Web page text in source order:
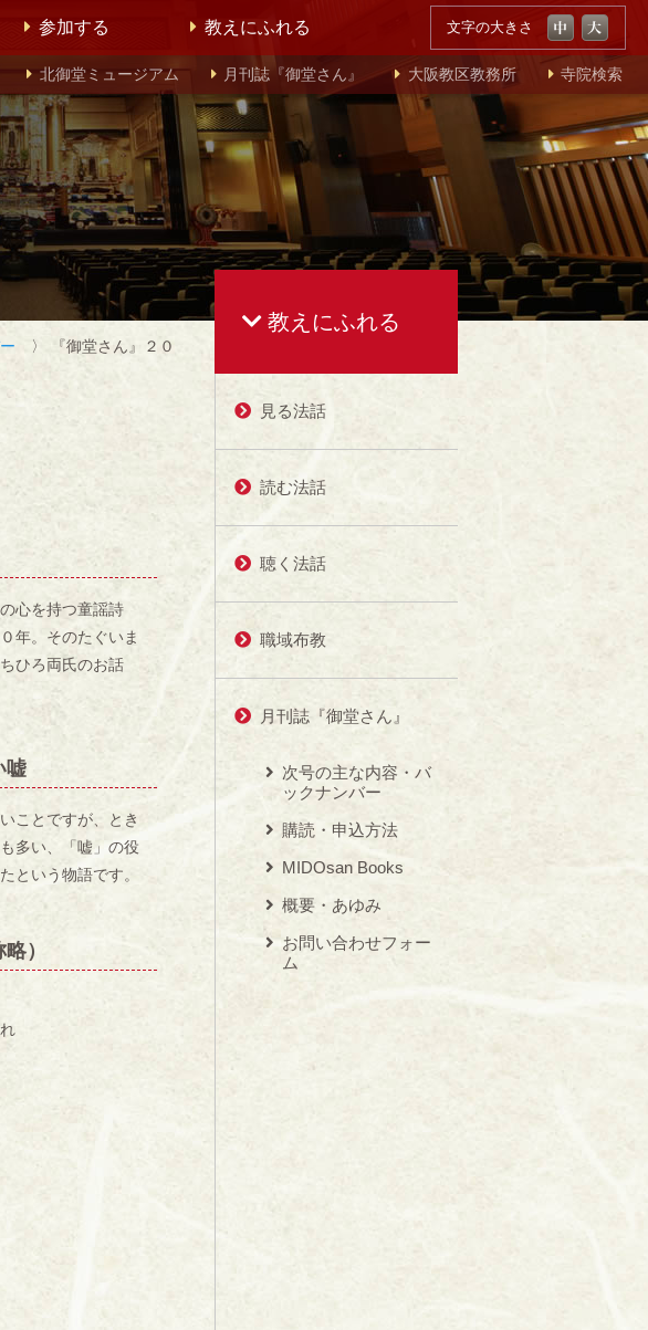
文字の大きさ
参加する 教えにふれる
北御堂ミュージアム 月刊誌『御堂さん』 大阪教区教務所 寺院検索
〉 『御堂さん』２０
心を持つ童謡詩
年。そのたぐいま
ひろ両氏のお話
嘘
ことですが、とき
多い、「嘘」の役
という物語です。
）
教えにふれる
見る法話
読む法話
聴く法話
職域布教
月刊誌『御堂さん』
次号の主な内容・バ
ックナンバー
購読・申込方法
MIDOsan Books
概要・あゆみ
お問い合わせフォー
ム